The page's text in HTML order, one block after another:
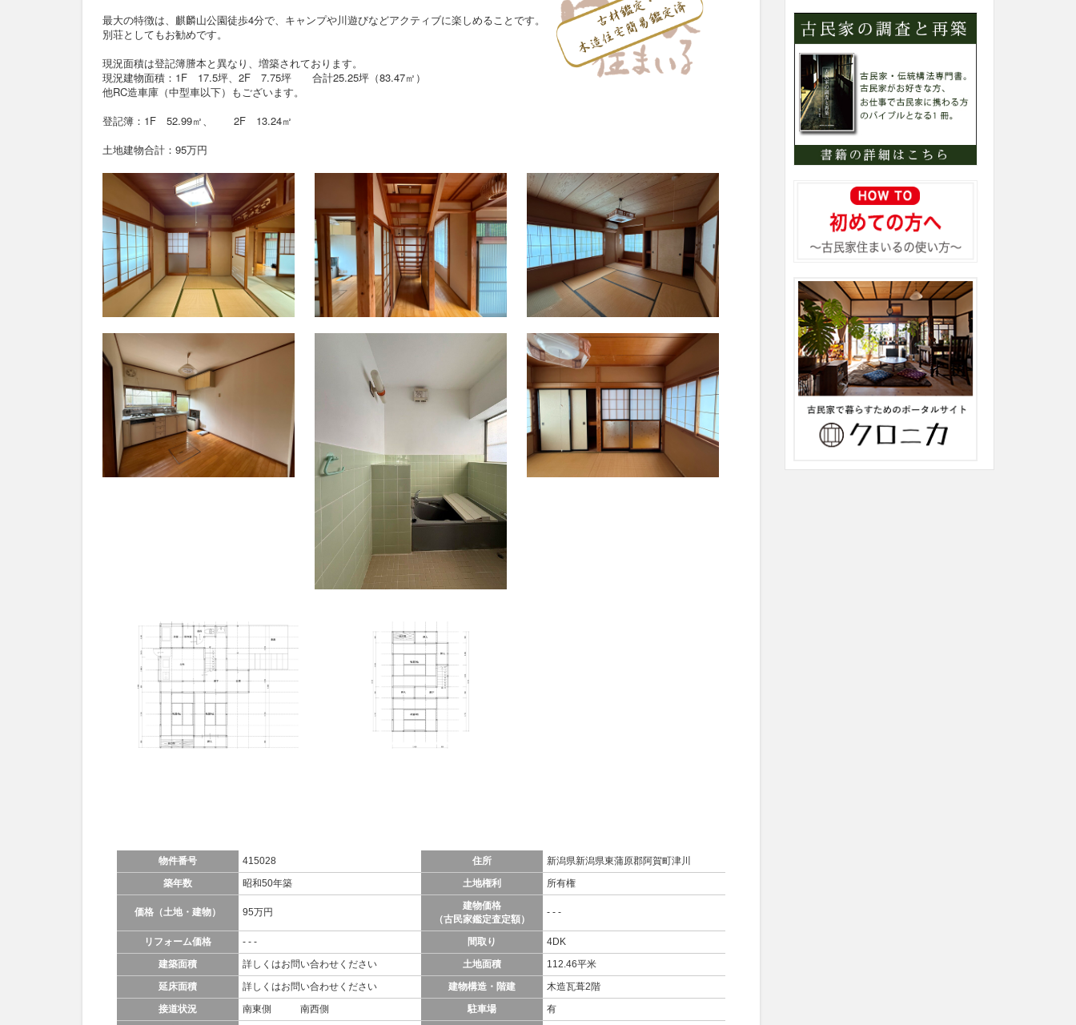
最大の特徴は、麒麟山公園徒歩4分で、キャンプや川遊びなどアクティブに楽しめることです。
別荘としてもお勧めです。
現況面積は登記簿謄本と異なり、増築されております。
現況建物面積：1F 17.5坪、2F 7.75坪 合計25.25坪（83.47㎡）
他RC造車庫（中型車以下）もございます。
登記簿：1F 52.99㎡、 2F 13.24㎡
土地建物合計：95万円
物件番号 415028 住所
新潟県新潟県東蒲原郡阿賀町津川
築年数
昭和50年築 土地権利 所有権
価格（土地・建物） 95万円
建物価格
（古民家鑑定査定額）
- - -
リフォーム価格 - - - 間取り
4DK
建築面積
詳しくはお問い合わせください 土地面積
112.46平米
延床面積
詳しくはお問い合わせください 建物構造・階建
木造瓦葺2階
接道状況
南東側 南西側 駐車場
有